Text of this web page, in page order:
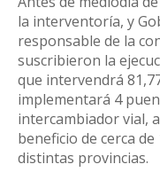
la interventoría, y
responsable de la
suscribieron la
que intervendrá
implementará 4
intercambiador vial,
beneficio de cerca de
distintas provincias.